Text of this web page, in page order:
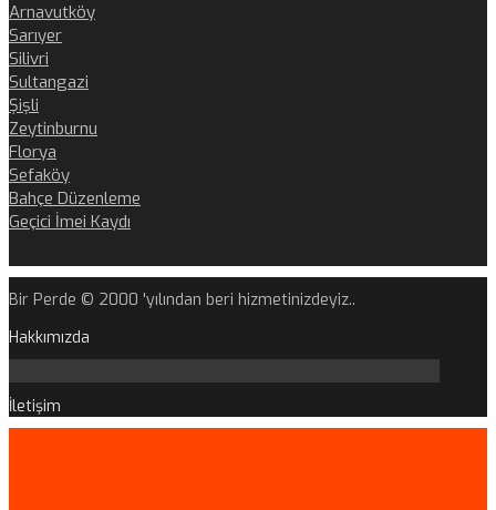
Arnavutköy
Sarıyer
Silivri
Sultangazi
Şişli
Zeytinburnu
Florya
Sefaköy
Bahçe Düzenleme
Geçici İmei Kaydı
Bir Perde © 2000 'yılından beri hizmetinizdeyiz..
Hakkımızda
İletişim